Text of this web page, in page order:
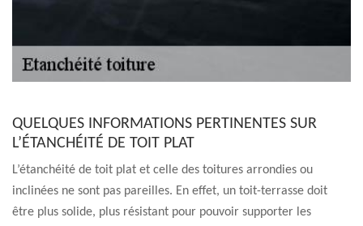
QUELQUES INFORMATIONS PERTINENTES SUR
L’ÉTANCHÉITÉ DE TOIT PLAT
L’étanchéité de toit plat et celle des toitures arrondies ou
inclinées ne sont pas pareilles. En effet, un toit-terrasse doit
être plus solide, plus résistant pour pouvoir supporter les